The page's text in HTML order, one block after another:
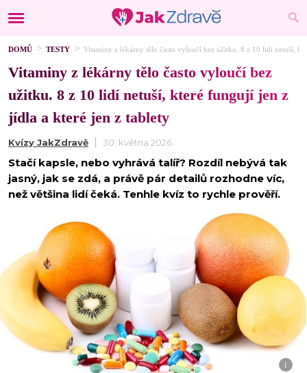
DOMŮ TESTY Vitaminy z lékárny tělo často vyloučí bez užitku. 8 z 10 lidí netuší,
Vitaminy z lékárny tělo často vyloučí bez
užitku. 8 z 10 lidí netuší, které fungují jen z
jídla a které jen z tablety
Kvízy JakZdravě 30. května 2026
Stačí kapsle, nebo vyhrává talíř? Rozdíl nebývá tak
jasný, jak se zdá, a právě pár detailů rozhodne víc,
než většina lidí čeká. Tenhle kvíz to rychle prověří.
i